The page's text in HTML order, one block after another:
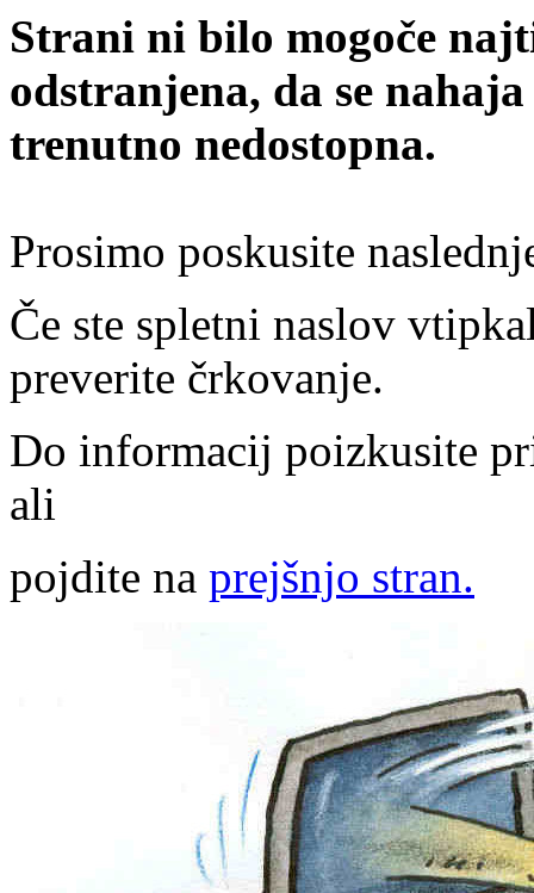
Strani ni bilo mogoče
odstranjena, da se
trenutno nedostopna.
Prosimo poskusite
Če ste spletni naslov
preverite črkovanje.
Do informacij poizkusite
ali
pojdite na prejšnjo stran.